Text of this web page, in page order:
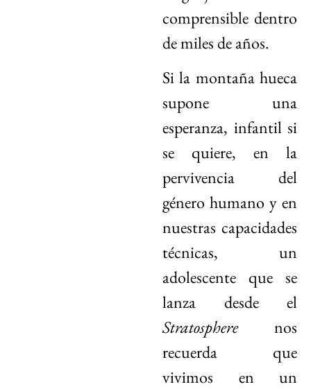
comprensible dentro
de miles de años.
Si la montaña hueca
supone una
esperanza, infantil si
se quiere, en la
pervivencia del
género humano y en
nuestras capacidades
técnicas, un
adolescente que se
lanza desde el
Stratospherenos
recuerda que
vivimos en un